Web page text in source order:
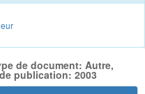
de document: Autre,
publication: 2003